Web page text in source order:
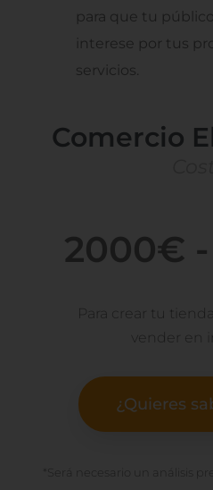
para que tu
interese por tus
servicios.
Comercio
2000€
Para crear tu
vender en
¿Quieres
*Será necesario un análisis